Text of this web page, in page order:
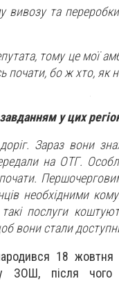
та
тому це мої
почати, бо ж хто, як
у цих
Зараз вони
на ОТГ.
необхідними
такі послуги
вони стали
18 жовтня
ЗОШ, після